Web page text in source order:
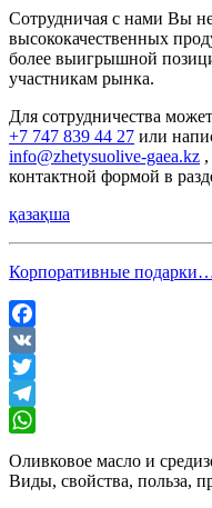
Сотрудничая с нами Вы
высококачественных
более выигрышной
участникам рынка.
Для сотрудничества
+7 747 839 44 27 или
info@zhetysuolive-gaea.kz
контактной формой в
қазақша
Корпоративные
Facebook
VK
Twitter
Telegram
Оливковое масло и
Виды, свойства, польза,